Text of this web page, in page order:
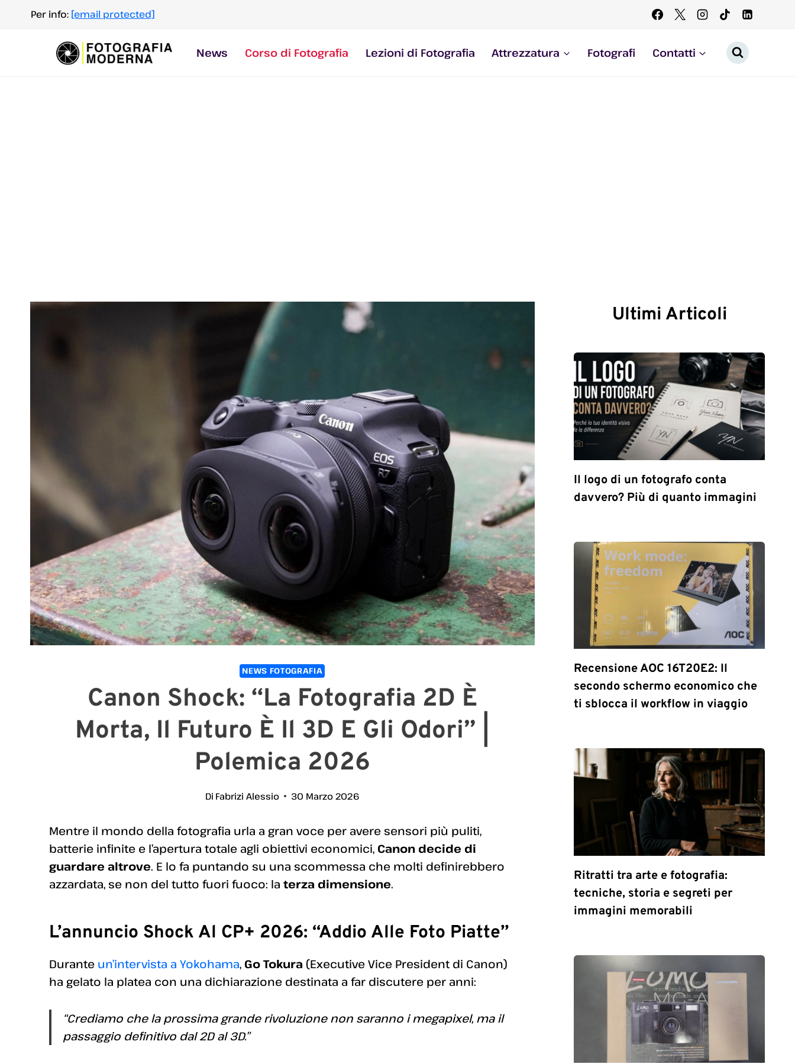
contenuto
Per info: [email protected]
News Corso di Fotografia Lezioni di Fotografia Attrezzatura Fotografi Contatti
NEWS FOTOGRAFIA
Canon Shock: “La Fotografia 2D È
Morta, Il Futuro È Il 3D E Gli Odori” |
Polemica 2026
Di Fabrizi Alessio 30 Marzo 2026
Mentre il mondo della fotografia urla a gran voce per avere sensori più puliti,
batterie infinite e l’apertura totale agli obiettivi economici, Canon decide di
guardare altrove. E lo fa puntando su una scommessa che molti definirebbero
azzardata, se non del tutto fuori fuoco: la terza dimensione.
L’annuncio Shock Al CP+ 2026: “Addio Alle Foto Piatte”
Durante un’intervista a Yokohama, Go Tokura (Executive Vice President di Canon)
ha gelato la platea con una dichiarazione destinata a far discutere per anni:
“Crediamo che la prossima grande rivoluzione non saranno i megapixel, ma il
passaggio definitivo dal 2D al 3D.”
Ultimi Articoli
Il logo di un fotografo conta
davvero? Più di quanto immagini
Recensione AOC 16T20E2: Il
secondo schermo economico che
ti sblocca il workflow in viaggio
Ritratti tra arte e fotografia:
tecniche, storia e segreti per
immagini memorabili